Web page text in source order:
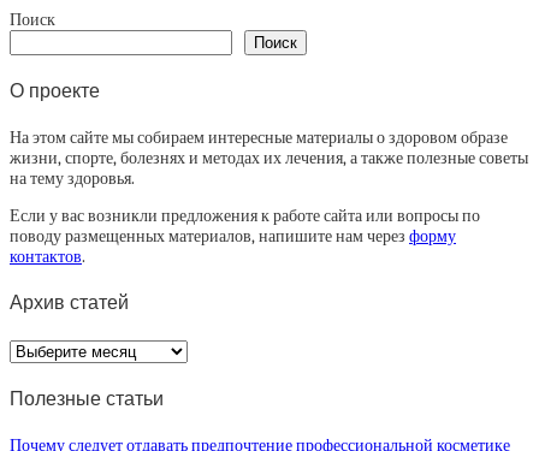
Поиск
Поиск
О проекте
На этом сайте мы собираем интересные материалы о здоровом образе
жизни, спорте, болезнях и методах их лечения, а также полезные советы
на тему здоровья.
Если у вас возникли предложения к работе сайта или вопросы по
поводу размещенных материалов, напишите нам через форму
контактов.
Архив статей
Архив
статей
Полезные статьи
Почему следует отдавать предпочтение профессиональной косметике